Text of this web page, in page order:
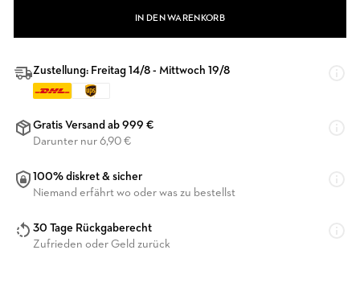
IN DEN WARENKORB
Zustellung: Freitag 14/8 - Mittwoch 19/8
Gratis Versand ab 999 €
Darunter nur 6,90 €
100% diskret & sicher
Niemand erfährt wo oder was zu bestellst
30 Tage Rückgaberecht
Zufrieden oder Geld zurück